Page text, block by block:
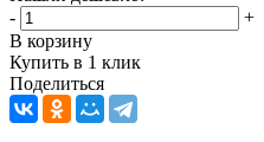
-
+
В корзину
Купить в 1 клик
Поделиться